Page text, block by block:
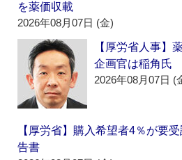
を薬価収載
2026年08月07日 (金)
【厚労省人事】
企画官は稲角氏
2026年08月07日 (
【厚労省】購入希望者4％が要
告書